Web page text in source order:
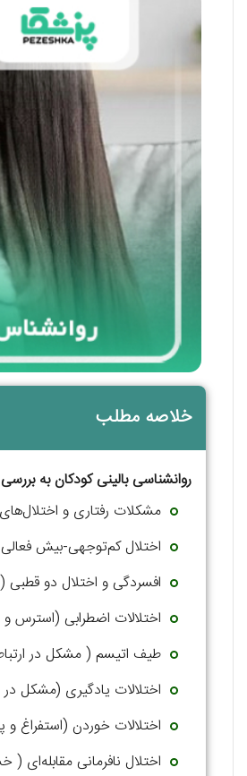
خلاصه مطلب
روانشناسی بالینی کودکان به
مشکلات رفتاری و
اختلال کم‌توجهی-بیش
افسردگی و اختلال دو قطبی
اختلالات اضطرابی (استرس
طیف اتیسم ( مشکل در
اختلالات یادگیری (مشکل
اختلالات خوردن (استفراغ
اختلال نافرمانی